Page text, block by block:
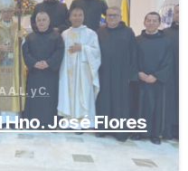
A.L. y C.
José Flores